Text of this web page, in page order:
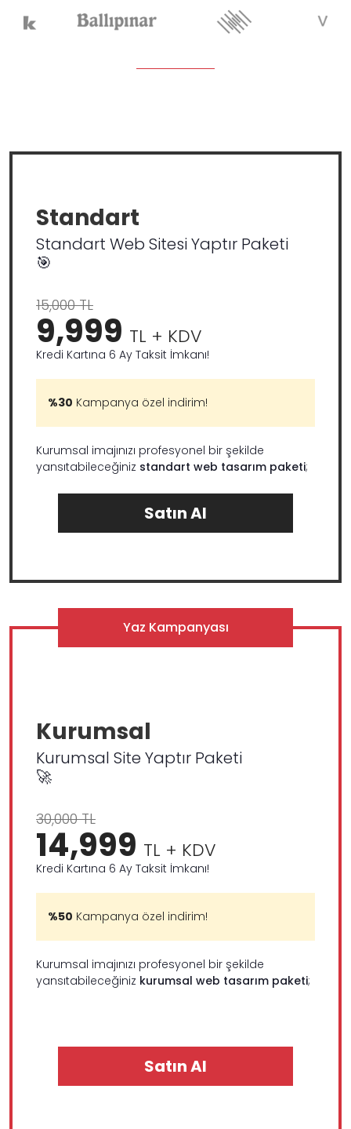
Standart
Standart Web Sitesi Yaptır Paketi
🎯
15,000 TL
9,999 TL + KDV
Kredi Kartına 6 Ay Taksit İmkanı!
%30 Kampanya özel indirim!
Kurumsal imajınızı profesyonel bir şekilde
yansıtabileceğiniz standart web tasarım paketi;
Satın Al
Yaz Kampanyası
Kurumsal
Kurumsal Site Yaptır Paketi
🚀
30,000 TL
14,999 TL + KDV
Kredi Kartına 6 Ay Taksit İmkanı!
%50 Kampanya özel indirim!
Kurumsal imajınızı profesyonel bir şekilde
yansıtabileceğiniz kurumsal web tasarım paketi;
Satın Al